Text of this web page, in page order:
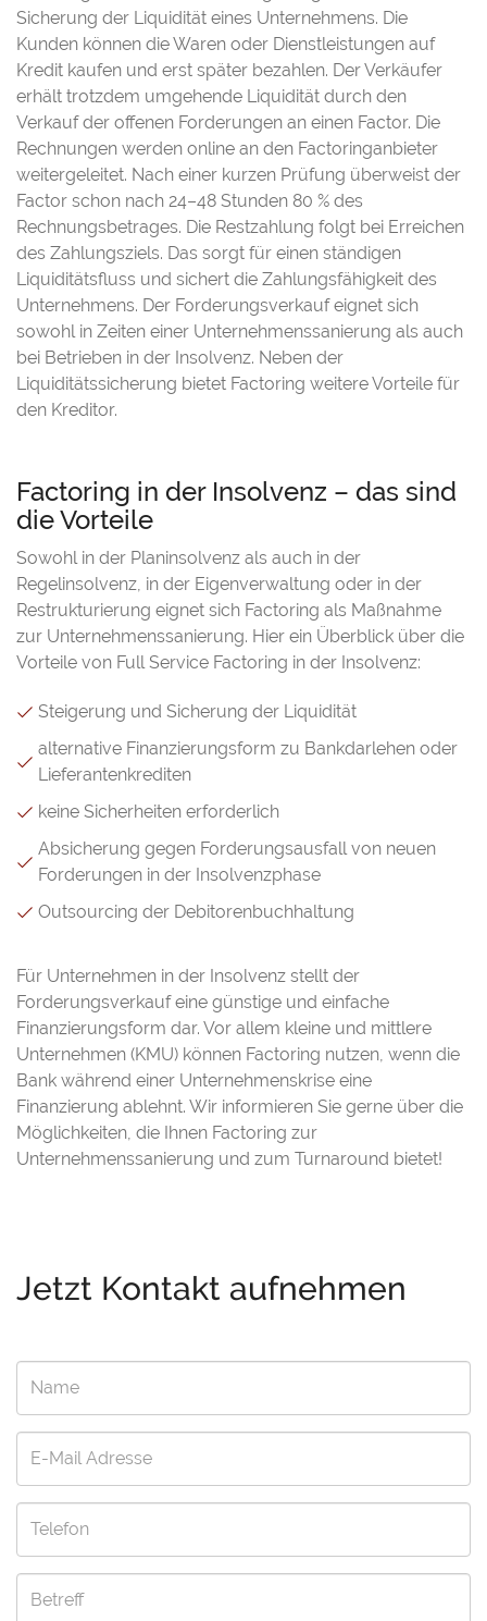
Sicherung der Liquidität eines Unternehmens. Die
Kunden können die Waren oder Dienstleistungen auf
Kredit kaufen und erst später bezahlen. Der Verkäufer
erhält trotzdem umgehende Liquidität durch den
Verkauf der offenen Forderungen an einen Factor. Die
Rechnungen werden online an den Factoringanbieter
weitergeleitet. Nach einer kurzen Prüfung überweist der
Factor schon nach 24–48 Stunden 80 % des
Rechnungsbetrages. Die Restzahlung folgt bei Erreichen
des Zahlungsziels. Das sorgt für einen ständigen
Liquiditätsfluss und sichert die Zahlungsfähigkeit des
Unternehmens. Der Forderungsverkauf eignet sich
sowohl in Zeiten einer Unternehmenssanierung als auch
bei Betrieben in der Insolvenz. Neben der
Liquiditätssicherung bietet Factoring weitere Vorteile für
den Kreditor.
Factoring in der Insolvenz – das sind
die Vorteile
Sowohl in der Planinsolvenz als auch in der
Regelinsolvenz, in der Eigenverwaltung oder in der
Restrukturierung eignet sich Factoring als Maßnahme
zur Unternehmenssanierung. Hier ein Überblick über die
Vorteile von Full Service Factoring in der Insolvenz:
Steigerung und Sicherung der Liquidität
alternative Finanzierungsform zu Bankdarlehen oder
Lieferantenkrediten
keine Sicherheiten erforderlich
Absicherung gegen Forderungsausfall von neuen
Forderungen in der Insolvenzphase
Outsourcing der Debitorenbuchhaltung
Für Unternehmen in der Insolvenz stellt der
Forderungsverkauf eine günstige und einfache
Finanzierungsform dar. Vor allem kleine und mittlere
Unternehmen (KMU) können Factoring nutzen, wenn die
Bank während einer Unternehmenskrise eine
Finanzierung ablehnt. Wir informieren Sie gerne über die
Möglichkeiten, die Ihnen Factoring zur
Unternehmenssanierung und zum Turnaround bietet!
Jetzt Kontakt aufnehmen